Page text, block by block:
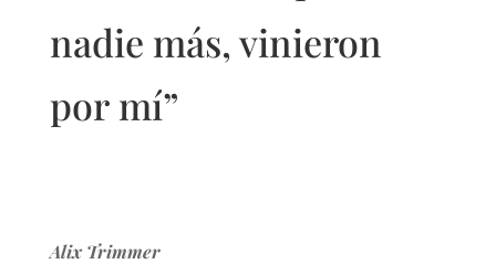
nadie más, vinieron
por mí”
Alix Trimmer